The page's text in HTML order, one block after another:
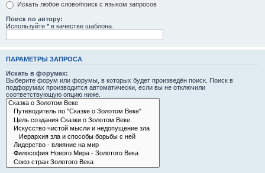
Искать любое слово/поиск с языком запросов
Поиск по автору:
Используйте * в качестве шаблона.
ПАРАМЕТРЫ ЗАПРОСА
Искать в форумах:
Выберите форум или форумы, в которых будет произведён поиск. Поиск в
подфорумах производится автоматически, если вы не отключили
соответствующую опцию ниже.